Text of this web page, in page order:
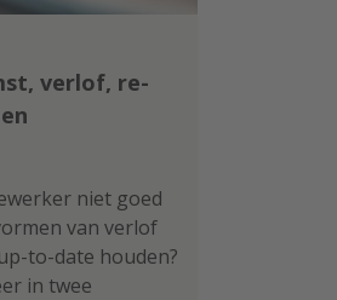
verlof, re-
niet goed
van verlof
to-date houden?
in twee